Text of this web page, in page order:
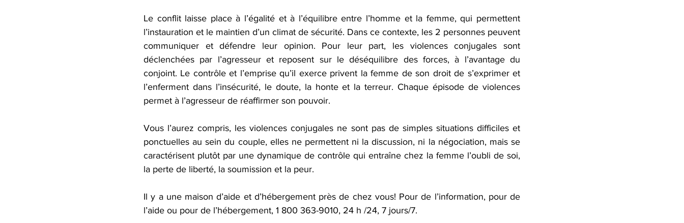
Le conflit laisse place à l’égalité et à l’équilibre entre l’homme et la femme, qui permettent
l’instauration et le maintien d’un climat de sécurité. Dans ce contexte, les 2 personnes peuvent
communiquer et défendre leur opinion. Pour leur part, les violences conjugales sont
déclenchées par l’agresseur et reposent sur le déséquilibre des forces, à l’avantage du
conjoint. Le contrôle et l’emprise qu’il exerce privent la femme de son droit de s’exprimer et
l’enferment dans l’insécurité, le doute, la honte et la terreur. Chaque épisode de violences
permet à l’agresseur de réaffirmer son pouvoir.
Vous l’aurez compris, les violences conjugales ne sont pas de simples situations difficiles et
ponctuelles au sein du couple, elles ne permettent ni la discussion, ni la négociation, mais se
caractérisent plutôt par une dynamique de contrôle qui entraîne chez la femme l’oubli de soi,
la perte de liberté, la soumission et la peur.
Il y a une maison d’aide et d’hébergement près de chez vous! Pour de l’information, pour de
l’aide ou pour de l’hébergement, 1 800 363-9010, 24 h /24, 7 jours/7.